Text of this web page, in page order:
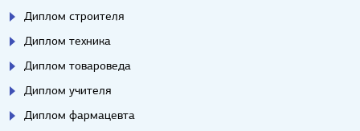
Диплом строителя
Диплом техника
Диплом товароведа
Диплом учителя
Диплом фармацевта